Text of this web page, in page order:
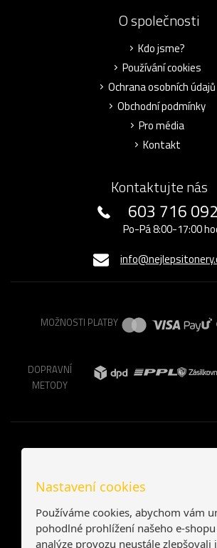
O společnosti
Kdo jsme?
Používání cookies
Ochrana osobních údajů
Obchodní podmínky
Pro média
Kontakt
Kontaktujte nás
603 716 092
Po-Pá 8:00-17:00
MOŽNOSTI PLATBY
DOPRAVNÍ
METODY
Nastavení cookies
Používáme cookies, abychom vám
pohodlné prohlížení našeho e-
analýze provozu neustále zlepšovali